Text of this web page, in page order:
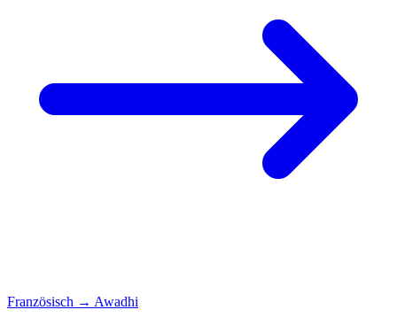
Französisch → Awadhi